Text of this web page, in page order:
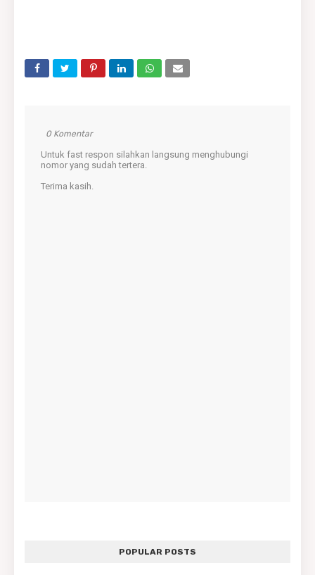
0 Komentar
Untuk fast respon silahkan langsung menghubungi
nomor yang sudah tertera.
Terima kasih.
POPULAR POSTS